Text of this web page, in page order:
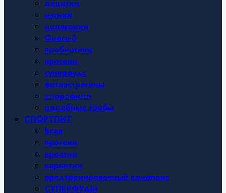
лецитин
магний
мелатонин
Омега-3
пробиотики
протеин
суперфудс
фитоэстрогены
хлорофилл
целебные грибы
СПОРТПИТ
bcaa
протеин
креатин
карнитин
предтренировочный комплекс
СУПЕРФУДЫ